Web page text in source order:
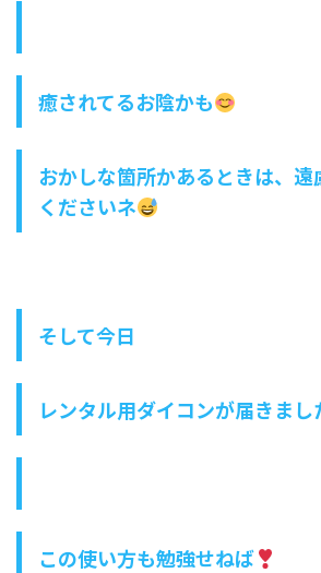
癒されてるお陰かも
おかしな箇所かあるときは、遠
くださいネ
そして今日
レンタル用ダイコンが届きまし
この使い方も勉強せねば